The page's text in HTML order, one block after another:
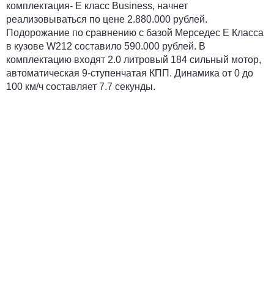
комплектация- E класс Business, начнет
реализовываться по цене 2.880.000 рублей.
Подорожание по сравнению с базой Мерседес E Класса
в кузове W212 составило 590.000 рублей. В
комплектацию входят 2.0 литровый 184 сильный мотор,
автоматическая 9-ступенчатая КПП. Динамика от 0 до
100 км/ч составляет 7.7 секунды.